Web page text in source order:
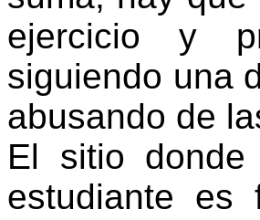
ejercicio y
siguiendo una
abusando de
El sitio
estudiante